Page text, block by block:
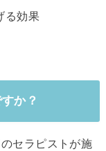
る効果
か？
セラピストが施